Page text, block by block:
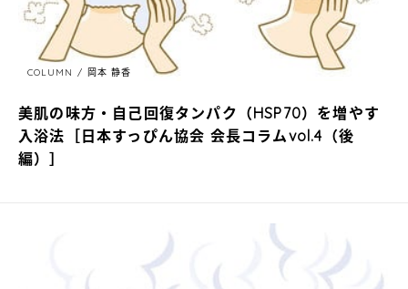
COLUMN 岡本 静香
美肌の味方・自己回復タンパク（HSP70）を増やす
入浴法［日本すっぴん協会 会長コラムvol.4（後
編）］